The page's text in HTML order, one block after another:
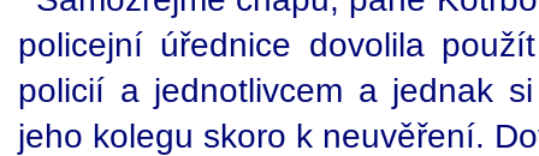
policejní úřednice dovolila
policií a jednotlivcem a jednak
jeho kolegu skoro k neuvěření.